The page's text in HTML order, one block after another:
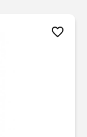
favorite_border